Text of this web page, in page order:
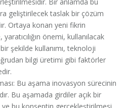
geliştirilecek taslak bir çözüm
Ortaya konan yeni fikrin
önemi, kullanılacak
şekilde kullanımı, teknoloji
bilgi üretimi gibi faktörler
Bu aşama inovasyon sürecinin
Bu aşamada girdiler açık bir